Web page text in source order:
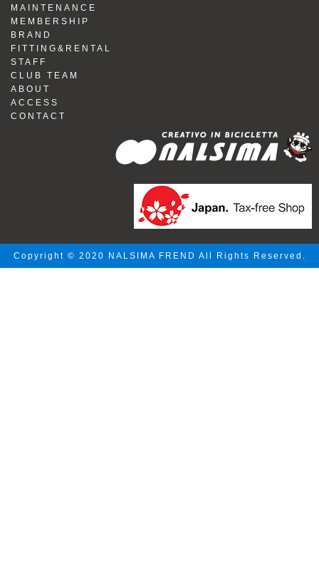
MAINTENANCE
MEMBERSHIP
BRAND
FITTING&RENTAL
STAFF
CLUB TEAM
ABOUT
ACCESS
CONTACT
Copyright © 2020 NALSIMA FREND All Rights Reserved.